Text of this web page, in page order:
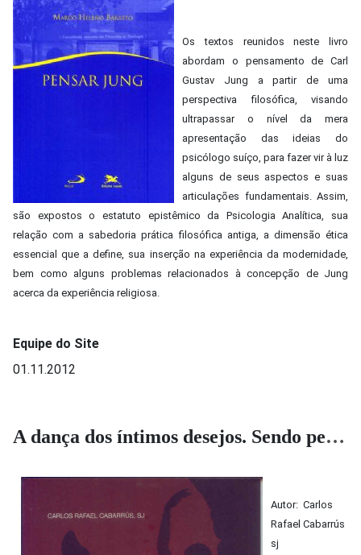
Os textos reunidos neste livro
abordam o pensamento de Carl
Gustav Jung a partir de uma
perspectiva filosófica, visando
ultrapassar o nível da mera
apresentação das ideias do
psicólogo suíço, para fazer vir à luz
alguns de seus aspectos e suas
articulações fundamentais. Assim,
são expostos o estatuto epistêmico da Psicologia Analítica, sua
relação com a sabedoria prática filosófica antiga, a dimensão ética
essencial que a define, sua inserção na experiência da modernidade,
bem como alguns problemas relacionados à concepção de Jung
acerca da experiência religiosa.
Equipe do Site
01.11.2012
A dança dos íntimos desejos. Sendo pessoa em plenitude.
Autor: Carlos
Rafael Cabarrús
sj